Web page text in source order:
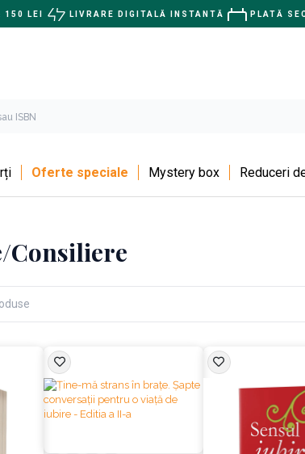
150 LEI LIVRARE DIGITALĂ INSTANTĂ PLATĂ
Oferte speciale Mystery box Reduceri
Consiliere